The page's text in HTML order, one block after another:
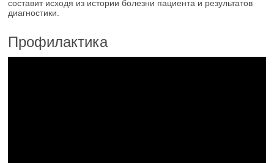
составит исходя из истории болезни пациента и результатов
диагностики.
Профилактика